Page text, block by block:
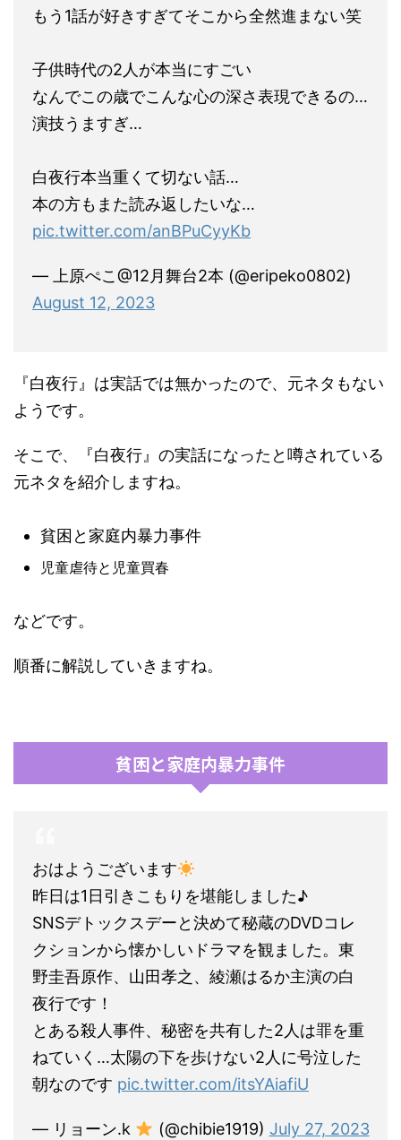
もう1話が好きすぎてそこから全然進まない笑
子供時代の2人が本当にすごい
なんでこの歳でこんな心の深さ表現できるの…
演技うますぎ…
白夜行本当重くて切ない話…
本の方もまた読み返したいな…
pic.twitter.com/anBPuCyyKb
— 上原ぺこ@12月舞台2本 (@eripeko0802)
August 12, 2023
『白夜行』は実話では無かったので、元ネタもない
ようです。
そこで、『白夜行』の実話になったと噂されている
元ネタを紹介しますね。
貧困と家庭内暴力事件
児童虐待と児童買春
などです。
順番に解説していきますね。
貧困と家庭内暴力事件
おはようございます
昨日は1日引きこもりを堪能しました♪
SNSデトックスデーと決めて秘蔵のDVDコレ
クションから懐かしいドラマを観ました。東
野圭吾原作、山田孝之、綾瀬はるか主演の白
夜行です！
とある殺人事件、秘密を共有した2人は罪を重
ねていく…太陽の下を歩けない2人に号泣した
朝なのです pic.twitter.com/itsYAiafiU
— リョーン.k (@chibie1919) July 27, 2023